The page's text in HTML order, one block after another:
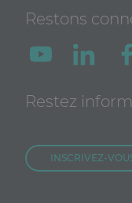
Restons
Restez
INSCRIVEZ-